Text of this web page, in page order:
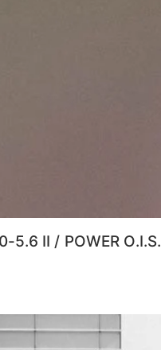
5.6 II / POWER O.I.S.